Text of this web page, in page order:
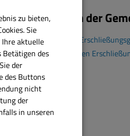
in der
Gigabitrichtlinie im
Gigabitrichtlinie in den
zu bieten,
Sie
Ihre aktuelle
Betätigen des
der
des Buttons
nicht
der
in unseren